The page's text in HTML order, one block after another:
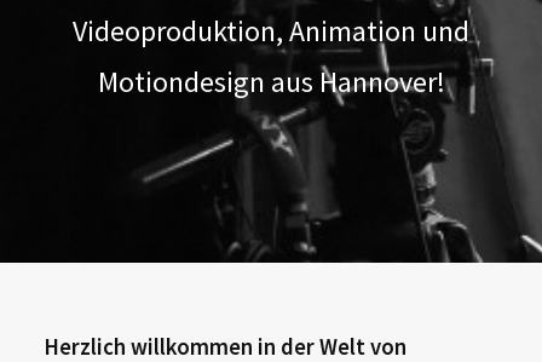
Videoproduktion, Animation und
Motiondesign aus Hannover!
Herzlich willkommen in der Welt von